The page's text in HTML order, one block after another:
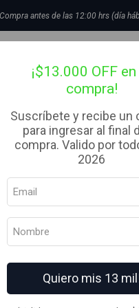
¡$13.000 OFF
compra!
Suscríbete y recibe un
para ingresar al final
compra. Valido por
2026
Quiero mis 13
Compra antes de las 12:00 hrs (día
Luxury Genius Attack 18k
Pala de
Attack 18k
1 reseña
Agregar a la lista de